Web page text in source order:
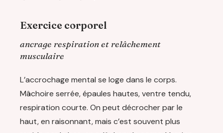
Exercice corporel
ancrage respiration et relâchement
musculaire
L’accrochage mental se loge dans le corps.
Mâchoire serrée, épaules hautes, ventre tendu,
respiration courte. On peut décrocher par le
haut, en raisonnant, mais c’est souvent plus